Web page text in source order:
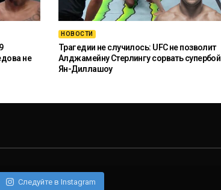
не
НОВОСТИ
Трагедии не случилось: UFC не позволит
Алджамейну Стерлингу сорвать супербой
Ян-Диллашоу
Следуйте в Instagram